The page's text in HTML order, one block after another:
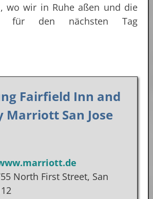
wo wir in Ruhe aßen und die
für den nächsten Tag
Fairfield Inn and
Marriott San Jose
North First Street, San